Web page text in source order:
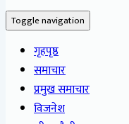
Toggle navigation
गृहपृष्ठ
समाचार
प्रमुख समाचार
विजनेश